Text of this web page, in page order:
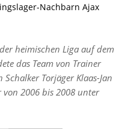
Nachbarn Ajax
heimischen Liga auf dem
das Team von Trainer
Torjäger Klaas-Jan
von 2006 bis 2008 unter